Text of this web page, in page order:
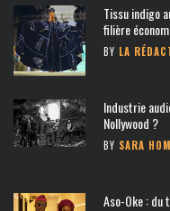
Tissu indigo
filière
BY LA
Industrie
Nollywood ?
BY SARA
Aso-Oke : du